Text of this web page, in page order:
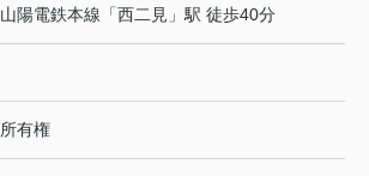
山陽電鉄本線 「西二見 」駅 徒歩40分
所有権